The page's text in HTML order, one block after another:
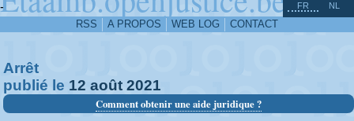
-
RSS A PROPOS WEB LOG CONTACT
FR NL
Arrêt
publié le 12 août 2021
Comment obtenir une aide juridique ?
^